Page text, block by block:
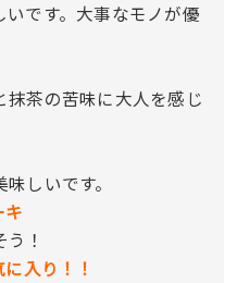
です。大事なモノが優
茶の苦味に大人を感じ
しいです。
！
入り！！